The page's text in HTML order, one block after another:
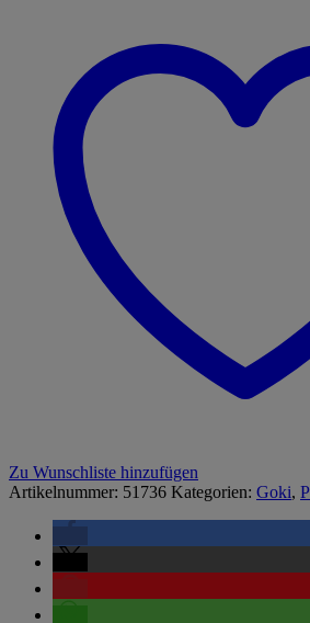
Zu Wunschliste hinzufügen
Artikelnummer: 51736 Kategorien: Goki,